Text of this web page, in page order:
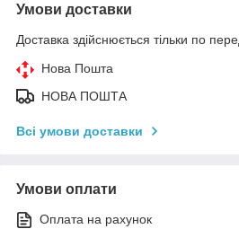
Умови доставки
Доставка здійснюється тільки по
Нова Пошта
НОВА ПОШТА
Всі умови доставки
Умови оплати
Оплата на рахунок